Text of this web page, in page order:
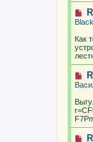
Как